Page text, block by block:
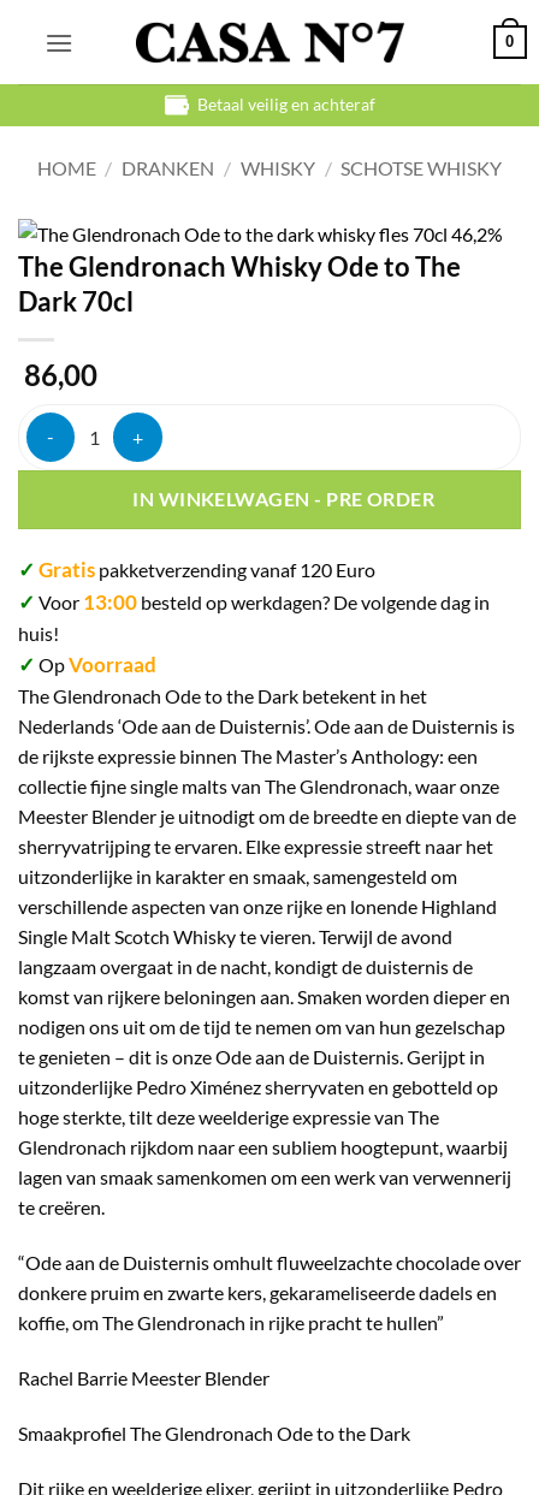
0
Betaal veilig en achteraf
HOME / DRANKEN / WHISKY / SCHOTSE WHISKY
The Glendronach Whisky Ode to The
Dark 70cl
86,00
The Glendronach Whisky Ode to The Dark 70cl aantal
IN WINKELWAGEN - PRE ORDER
✓ Gratis pakketverzending vanaf 120 Euro
✓ Voor 13:00 besteld op werkdagen? De volgende dag in
huis!
✓ OpVoorraad
The Glendronach Ode to the Dark betekent in het
Nederlands ‘Ode aan de Duisternis’. Ode aan de Duisternis is
de rijkste expressie binnen The Master’s Anthology: een
collectie fijne single malts van The Glendronach, waar onze
Meester Blender je uitnodigt om de breedte en diepte van de
sherryvatrijping te ervaren. Elke expressie streeft naar het
uitzonderlijke in karakter en smaak, samengesteld om
verschillende aspecten van onze rijke en lonende Highland
Single Malt Scotch Whisky te vieren. Terwijl de avond
langzaam overgaat in de nacht, kondigt de duisternis de
komst van rijkere beloningen aan. Smaken worden dieper en
nodigen ons uit om de tijd te nemen om van hun gezelschap
te genieten – dit is onze Ode aan de Duisternis. Gerijpt in
uitzonderlijke Pedro Ximénez sherryvaten en gebotteld op
hoge sterkte, tilt deze weelderige expressie van The
Glendronach rijkdom naar een subliem hoogtepunt, waarbij
lagen van smaak samenkomen om een werk van verwennerij
te creëren.
“Ode aan de Duisternis omhult fluweelzachte chocolade over
donkere pruim en zwarte kers, gekarameliseerde dadels en
koffie, om The Glendronach in rijke pracht te hullen”
Rachel Barrie Meester Blender
Smaakprofiel The Glendronach Ode to the Dark
Dit rijke en weelderige elixer, gerijpt in uitzonderlijke Pedro